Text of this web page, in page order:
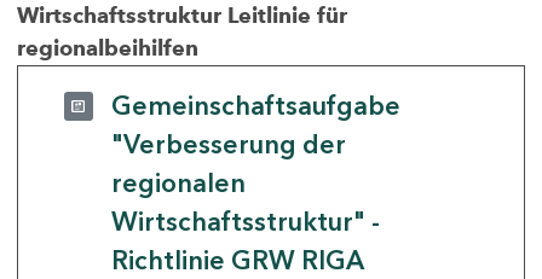
Wirtschaftsstruktur Leitlinie für
regionalbeihilfen
Gemeinschaftsaufgabe
"Verbesserung der
regionalen
Wirtschaftsstruktur" -
Richtlinie GRW RIGA